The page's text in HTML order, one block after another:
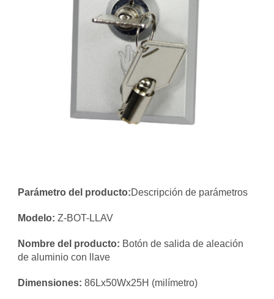
Parámetro del producto:Descripción de parámetros
Modelo: Z-BOT-LLAV
Nombre del producto: Botón de salida de aleación
de aluminio con llave
Dimensiones: 86Lx50Wx25H (milímetro)